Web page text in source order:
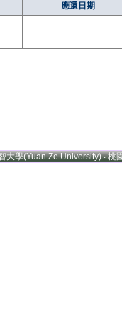
應還日期
大學(Yuan Ze University) ‧ 桃